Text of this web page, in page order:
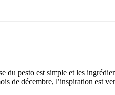
pesto est simple et les
de décembre, l’inspiration est